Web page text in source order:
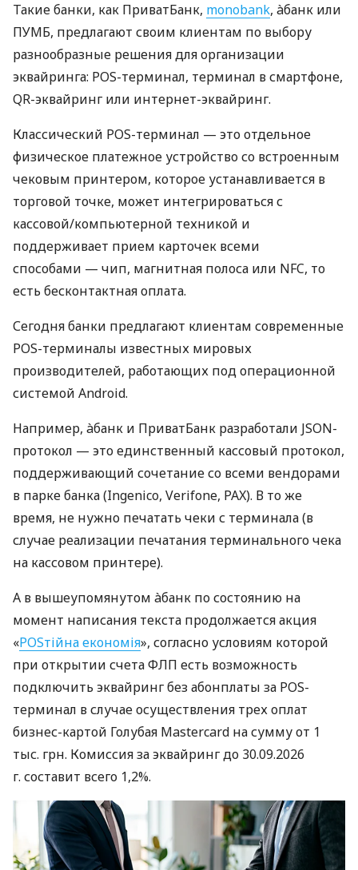
Такие банки, как ПриватБанк, monobank, àбанк или
ПУМБ, предлагают своим клиентам по выбору
разнообразные решения для организации
эквайринга: POS-терминал, терминал в смартфоне,
QR-эквайринг или интернет-эквайринг.
Классический POS-терминал — это отдельное
физическое платежное устройство со встроенным
чековым принтером, которое устанавливается в
торговой точке, может интегрироваться с
кассовой/компьютерной техникой и
поддерживает прием карточек всеми
способами — чип, магнитная полоса или NFC, то
есть бесконтактная оплата.
Сегодня банки предлагают клиентам современные
POS-терминалы известных мировых
производителей, работающих под операционной
системой Android.
Например, àбанк и ПриватБанк разработали JSON-
протокол — это единственный кассовый протокол,
поддерживающий сочетание со всеми вендорами
в парке банка (Ingenico, Verifone, PAX). В то же
время, не нужно печатать чеки с терминала (в
случае реализации печатания терминального чека
на кассовом принтере).
А в вышеупомянутом àбанк по состоянию на
момент написания текста продолжается акция
«POSтійна економія», согласно условиям которой
при открытии счета ФЛП есть возможность
подключить эквайринг без абонплаты за POS-
терминал в случае осуществления трех оплат
бизнес-картой Голубая Mastercard на сумму от 1
тыс. грн. Комиссия за эквайринг до 30.09.2026
г. составит всего 1,2%.